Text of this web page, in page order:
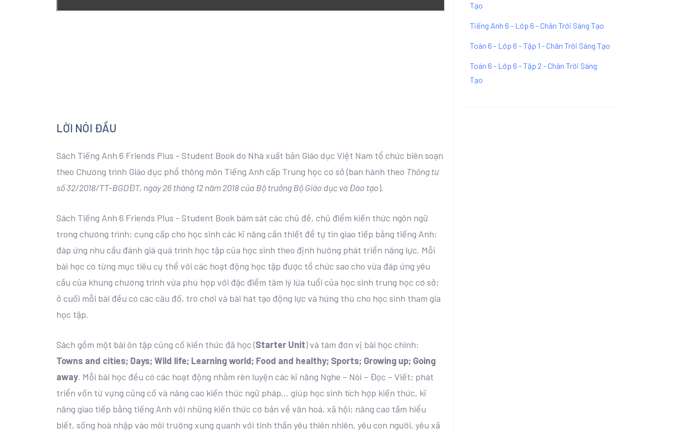
LỜI NÓI ĐẦU
Sách Tiếng Anh 6 Friends Plus - Student Book do Nhà xuất bản Giáo dục Việt Nam tổ chức biên soạn
theo Chương trình Giáo dục phổ thông môn Tiếng Anh cấp Trung học cơ sở (ban hành theo Thông tư
số 32/2018/TT-BGDĐT, ngày 26 tháng 12 năm 2018 của Bộ trưởng Bộ Giáo dục và Đào tạo).
Sách Tiếng Anh 6 Friends Plus - Student Book bám sát các chủ đề, chủ điểm kiến thức ngôn ngữ
trong chương trình; cung cấp cho học sinh các kĩ năng cần thiết để tự tin giao tiếp bằng tiếng Anh;
đáp ứng nhu cầu đánh giá quá trình học tập của học sinh theo định hướng phát triển năng lực. Mỗi
bài học có từng mục tiêu cụ thể với các hoạt động học tập được tổ chức sao cho vừa đáp ứng yêu
cầu của khung chương trình vừa phù hợp với đặc điểm tâm lý lứa tuổi của học sinh trung học cơ sở;
ở cuối mỗi bài đều có các câu đố, trò chơi và bài hát tạo động lực và hứng thú cho học sinh tham gia
học tập.
Sách gồm một bài ôn tập củng cố kiến thức đã học (Starter Unit) và tám đơn vị bài học chinh:
Towns and cities; Days; Wild life; Learning world; Food and healthy; Sports; Growing up; Going
away. Mỗi bài học đều có các hoạt động nhằm rèn luyện các kĩ năng Nghe – Nói – Đọc – Viết; phát
triển vốn từ vựng củng cố và nâng cao kiến thức ngữ pháp... giúp học sinh tích hợp kiến thức, kĩ
năng giao tiếp bằng tiếng Anh với những kiến thức cơ bản về văn hoá, xã hội; nâng cao tầm hiểu
biết, sống hoà nhập vào môi trường xung quanh với tinh thần yêu thiên nhiên, yêu con người, yêu xã
Tạo
Tiếng Anh 6 - Lớp 6 - Chân Trời Sáng Tạo
Toán 6 - Lớp 6 - Tập 1 - Chân Trời Sáng Tạo
Toán 6 - Lớp 6 - Tập 2 - Chân Trời Sáng
Tạo